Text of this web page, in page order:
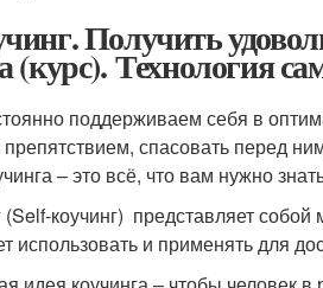
Получить
(курс). Технология
поддерживаем себя в
препятствием, спасовать перед
– это всё, что вам нужно
коучинг) представляет
использовать и применять для